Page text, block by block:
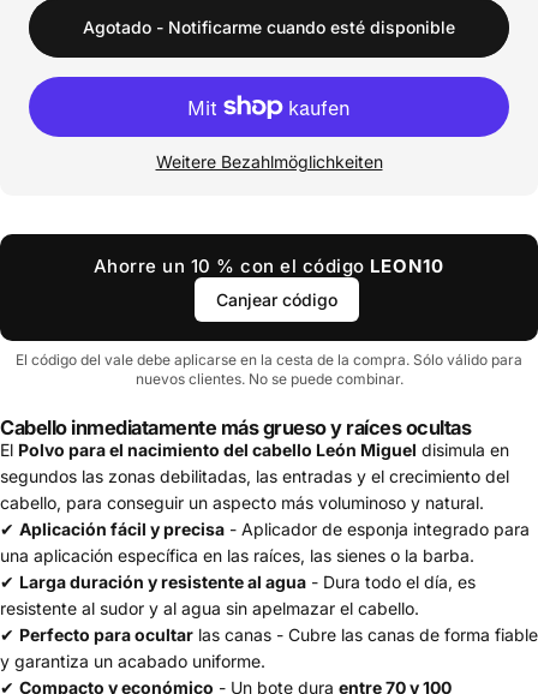
Canjear código
El código del vale debe aplicarse en la cesta de la compra. Sólo válido para
nuevos clientes. No se puede combinar.
ElPolvo para el nacimiento del cabello León Migueldisimula en
segundos las zonas debilitadas, las entradas y el crecimiento del
cabello, para conseguir un aspecto más voluminoso y natural.
✔Aplicación fácil y precisa- Aplicador de esponja integrado
para una aplicación específica en las raíces, las sienes o la barba.
✔Larga duración y resistente al agua - Dura todo el día, es
resistente al sudor y al agua sin apelmazar el cabello.
✔Perfecto para ocultarlas canas - Cubre las canas de forma
fiable y garantiza un acabado uniforme.
✔Compacto y económico- Un bote dura